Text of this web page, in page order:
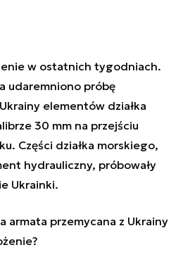
w ostatnich tygodniach.
udaremniono próbę
elementów działka
30 mm na przejściu
Części działka morskiego,
hydrauliczny, próbowały
Ukrainki.
armata przemycana z Ukrainy